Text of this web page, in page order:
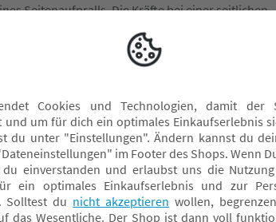
Seitenaufpralls. Die Kräfte bei einer seitlichen
Schale um ca. 25% reduziert. Außerdem ist der
leitet als Teil der Kopfstütze den Kopf deines
ist dank Isofix zudem sicher und stabil im